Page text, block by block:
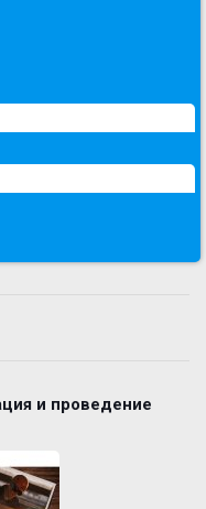
и проведение